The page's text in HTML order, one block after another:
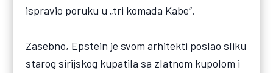
ispravio poruku u „tri komada Kabe“.
Zasebno, Epstein je svom arhitekti poslao sliku
starog sirijskog kupatila sa zlatnom kupolom i